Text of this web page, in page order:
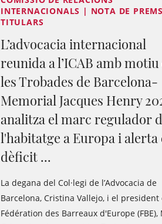
INTERNACIONALS | NOTA DE
TITULARS
L’advocacia internacional
reunida a l’ICAB amb motiu
les Trobades de Barcelona-
Memorial Jacques Henry
analitza el marc regulador
l'habitatge a Europa i alerta
dèficit ...
La degana del Col·legi de l’Advocacia de
Barcelona, Cristina Vallejo, i el president
Fédération des Barreaux d'Europe (FBE),